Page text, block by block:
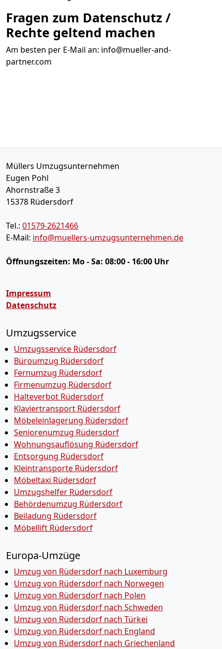
Fragen zum Datenschutz /
Rechte geltend machen
Am besten per E-Mail an: info@mueller-and-
partner.com
Müllers Umzugsunternehmen
Eugen Pohl
Ahornstraße 3
15378 Rüdersdorf
Tel.: 01579-2621466
E-Mail: info@muellers-umzugsunternehmen.de
Öffnungszeiten: Mo - Sa: 08:00 - 16:00 Uhr
Impressum
Datenschutz
Umzugsservice
Umzugsservice Rüdersdorf
Büroumzug Rüdersdorf
Fernumzug Rüdersdorf
Firmenumzug Rüdersdorf
Halteverbot Rüdersdorf
Klaviertransport Rüdersdorf
Möbeleinlagerung Rüdersdorf
Seniorenumzug Rüdersdorf
Wohnungsauflösung Rüdersdorf
Entsorgung Rüdersdorf
Kleintransporte Rüdersdorf
Möbeltaxi Rüdersdorf
Umzugshelfer Rüdersdorf
Behördenumzug Rüdersdorf
Beiladung Rüdersdorf
Möbellift Rüdersdorf
Europa-Umzüge
Umzug von Rüdersdorf nach Luxemburg
Umzug von Rüdersdorf nach Norwegen
Umzug von Rüdersdorf nach Polen
Umzug von Rüdersdorf nach Schweden
Umzug von Rüdersdorf nach Türkei
Umzug von Rüdersdorf nach England
Umzug von Rüdersdorf nach Griechenland